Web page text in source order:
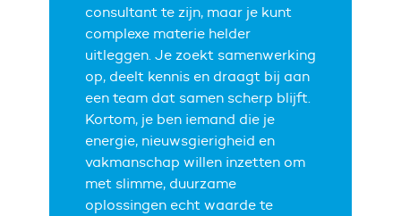
consultant te zijn, maar je kunt
complexe materie helder
uitleggen. Je zoekt samenwerking
op, deelt kennis en draagt bij aan
een team dat samen scherp blijft.
Kortom, je ben iemand die je
energie, nieuwsgierigheid en
vakmanschap willen inzetten om
met slimme, duurzame
oplossingen echt waarde te